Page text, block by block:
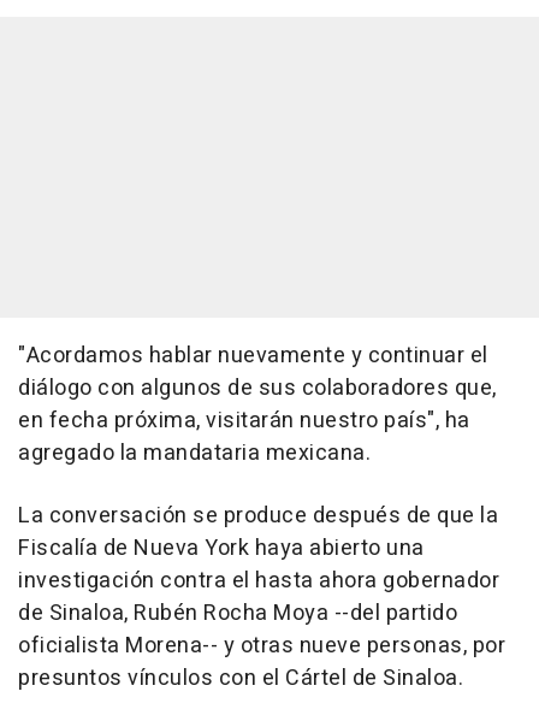
"Acordamos hablar nuevamente y continuar el
diálogo con algunos de sus colaboradores que,
en fecha próxima, visitarán nuestro país", ha
agregado la mandataria mexicana.
La conversación se produce después de que la
Fiscalía de Nueva York haya abierto una
investigación contra el hasta ahora gobernador
de Sinaloa, Rubén Rocha Moya --del partido
oficialista Morena-- y otras nueve personas, por
presuntos vínculos con el Cártel de Sinaloa.